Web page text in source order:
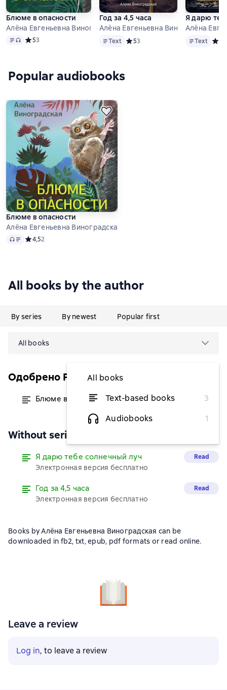
Блюме в опасности
Алёна Евгеньевна Виноградская
Text, audio format available
Средний рейтинг 5 на основе 3 оценок
53
Год за 4,5 часа
Алёна Евгеньевна Виноградская
TextText Средний рейтинг 5 на основе 3
53
Я дарю
Алёна
TextText
Popular audiobooks
Блюме в опасности
Алёна Евгеньевна Виноградская
Audio Средний рейтинг 4,5 на основе 2 оценок
4,52
All books by the author
By series By newest Popular first
All books
All books
Text-based books
3
Audiobooks
1
Одобрено Рунетом
Блюме в опасности from $4.29
Without series
Я дарю тебе солнечный луч
Электронная версия бесплатно
Read
Год за 4,5 часа
Электронная версия бесплатно
Read
Books by Алёна Евгеньевна Виноградская can be
downloaded in fb2, txt, epub, pdf formats or read online.
Leave a review
Log in, to leave a review